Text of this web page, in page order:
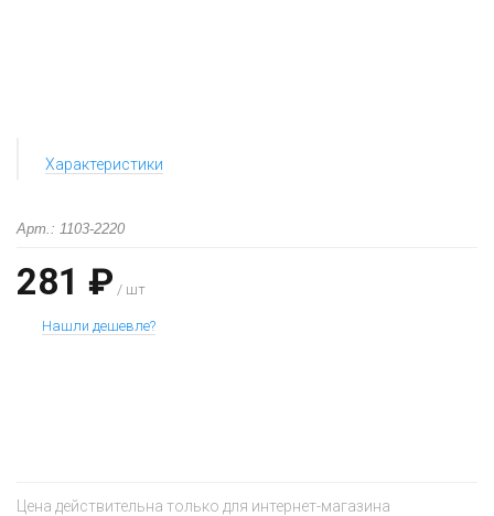
Характеристики
Арт.: 1103-2220
281 ₽ / шт
Нашли дешевле?
Цена действительна только для интернет-магазина